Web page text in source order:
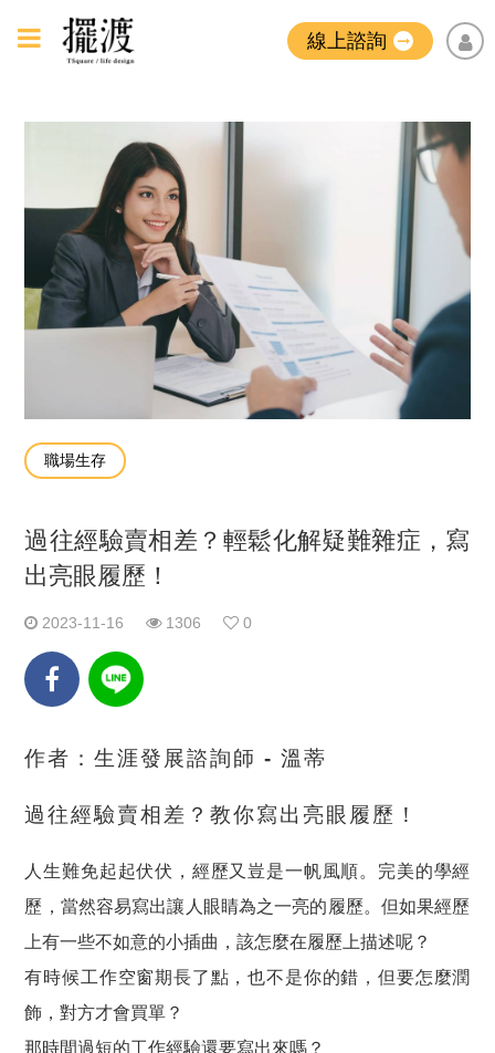
線上諮詢
職場生存
過往經驗賣相差？輕鬆化解疑難雜症，寫
出亮眼履歷！
2023-11-16 1306 0
作者：生涯發展諮詢師 - 溫蒂
過往經驗賣相差？教你寫出亮眼履歷！
人生難免起起伏伏，經歷又豈是一帆風順。完美的學經
歷，當然容易寫出讓人眼睛為之一亮的履歷。但如果經歷
上有一些不如意的小插曲，該怎麼在履歷上描述呢？
有時候工作空窗期長了點，也不是你的錯，但要怎麼潤
飾，對方才會買單？
那時間過短的工作經驗還要寫出來嗎？